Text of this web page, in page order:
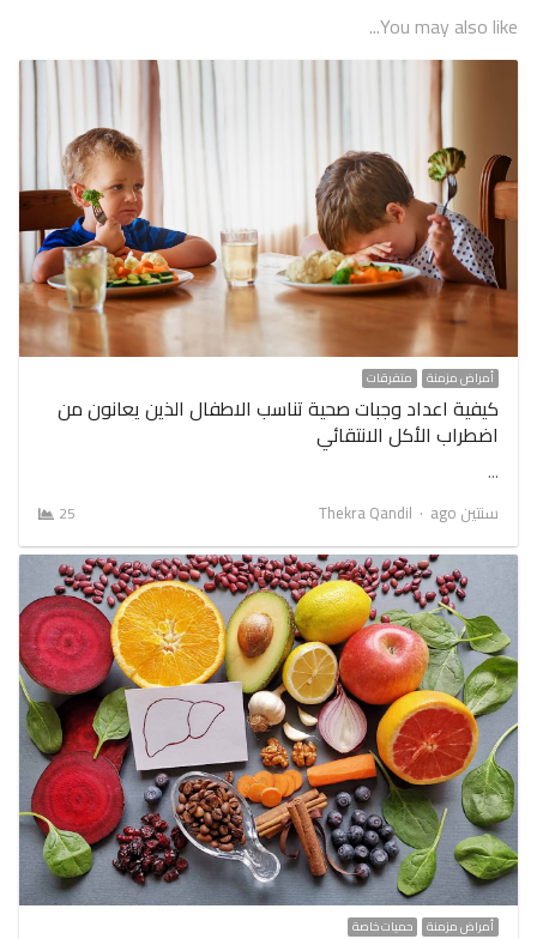
You may also like...
أمراض مزمنة متفرقات
كيفية اعداد وجبات صحية تناسب الاطفال الذين يعانون من
اضطراب الأكل الانتقائي
…
سنتين ago
Author
Thekra Qandil
25
أمراض مزمنة حميات خاصة